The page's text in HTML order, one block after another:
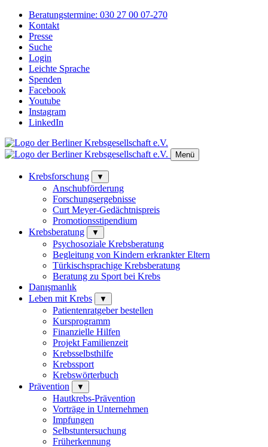
Beratungstermine: 030 27 00 07-270
Kontakt
Presse
Suche
Login
Leichte Sprache
Spenden
Facebook
Youtube
Instagram
LinkedIn
Menü
Krebsforschung ▼
Anschubförderung
Forschungsergebnisse
Curt Meyer-Gedächtnispreis
Promotionsstipendium
Krebsberatung
▼
Psychosoziale Krebsberatung
Begleitung von Kindern erkrankter Eltern
Türkischsprachige Krebsberatung
Beratung zu Sport bei Krebs
Danışmanlık
Leben mit Krebs
▼
Patientenratgeber bestellen
Kursprogramm
Finanzielle Hilfen
Projekt Familienzeit
Krebsselbsthilfe
Krebssport
Krebswörterbuch
Prävention
▼
Hautkrebs-Prävention
Vorträge in Unternehmen
Impfungen
Selbstuntersuchung
Früherkennung